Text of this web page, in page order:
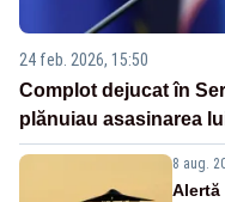
24 feb. 2026, 15:50
Complot dejucat în
plănuiau asasinarea
8 aug.
Alertă